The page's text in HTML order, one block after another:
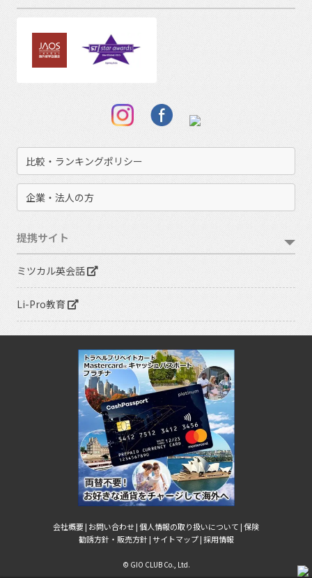
比較・ランキングポリシー
企業・法人の方
提携サイト
ミツカル英会話
Li-Pro教育
会社概要 | お問い合わせ |個人情報の取り扱いについて |保険
勧誘方針・販売方針 |サイトマップ |採用情報
© GIO CLUB Co., Ltd.